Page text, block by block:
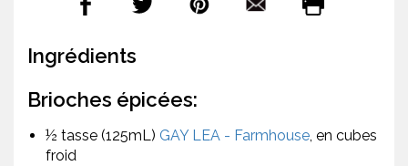
Ingrédients
Brioches épicées:
½ tasse (125mL) GAY LEA - Farmhouse, en cubes
froid